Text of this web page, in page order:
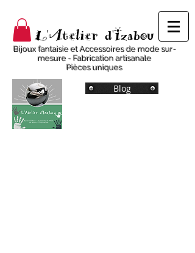
L'Atelier d'Izabou
Bijoux fantaisie et Accessoires de mode sur-
mesure - Fabrication artisanale
Pièces uniques
Blog